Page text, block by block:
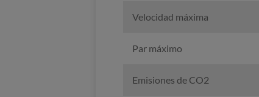
Velocidad máxima
Par máximo
Emisiones de CO2